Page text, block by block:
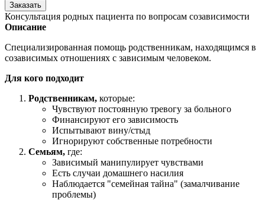
Заказать
Консультация родных пациента по вопросам созависимости
Описание
Специализированная помощь родственникам, находящимся в
созависимых отношениях с зависимым человеком.
Для кого подходит
Родственникам, которые:
Чувствуют постоянную тревогу за больного
Финансируют его зависимость
Испытывают вину/стыд
Игнорируют собственные потребности
Семьям, где:
Зависимый манипулирует чувствами
Есть случаи домашнего насилия
Наблюдается "семейная тайна" (замалчивание
проблемы)